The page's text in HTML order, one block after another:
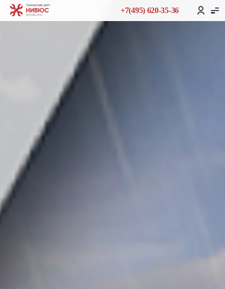
+7(495) 620-35-36